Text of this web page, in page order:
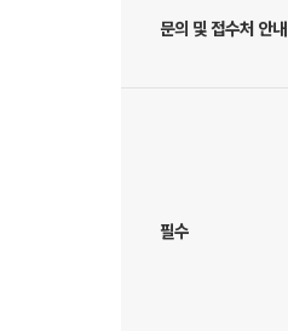
문의 및 접수처 안내
필수